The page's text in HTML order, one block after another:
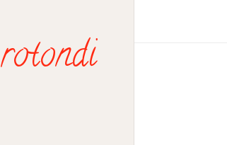
rotondi